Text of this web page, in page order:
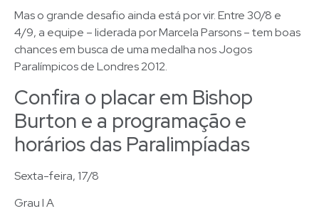
Mas o grande desafio ainda está por vir. Entre 30/8 e
4/9, a equipe – liderada por Marcela Parsons – tem boas
chances em busca de uma medalha nos Jogos
Paralímpicos de Londres 2012.
Confira o placar em Bishop
Burton e a programação e
horários das Paralimpíadas
Sexta-feira, 17/8
Grau I A